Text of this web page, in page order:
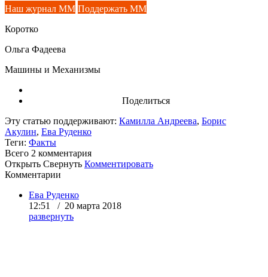
Наш журнал ММ Поддержать ММ
Коротко
Ольга Фадеева
Машины и Механизмы
Поделиться
Эту статью поддерживают: Камилла Андреева, Борис
Акулин, Ева Руденко
Теги: Факты
Всего 2 комментария
Открыть Свернуть Комментировать
Комментарии
Ева Руденко
12:51 / 20 марта 2018
развернуть